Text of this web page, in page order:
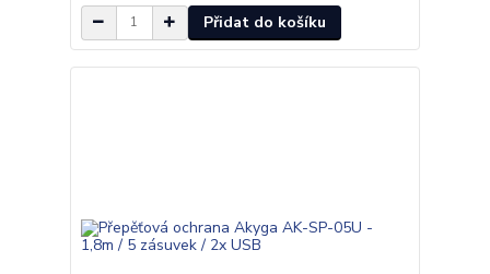
Přidat do košíku